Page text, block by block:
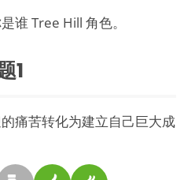
谁 Tree Hill 角色。
1
痛苦转化为建立自己巨大成